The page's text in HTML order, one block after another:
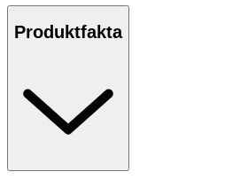
Produktfakta